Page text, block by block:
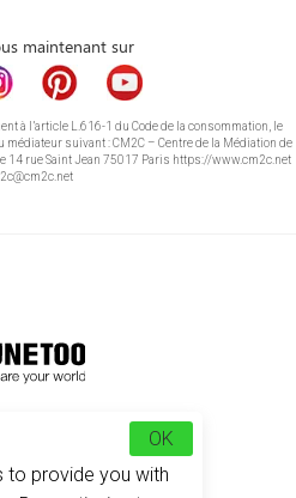
maintenant sur
à l’article L.616-1 du Code de la consommation, le
suivant : CM2C – Centre de la Médiation de
14 rue Saint Jean 75017 Paris https://www.cm2c.net
to provide you with
OK